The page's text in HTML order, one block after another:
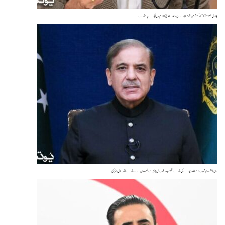
بھٹو کا آزاد کشمیر انتخابات پر دھاندلی کا الزام، ن لیگ پر سخت…
شہباز شریف کی ملک ظہیر اقبال چنڑ سے تعزیت، ملک اقبال چنڑ کی…